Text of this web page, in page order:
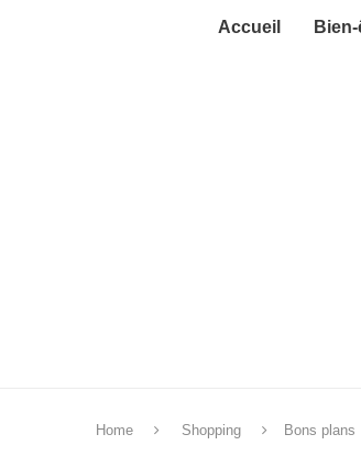
Accueil
Home Shopping Bons plans